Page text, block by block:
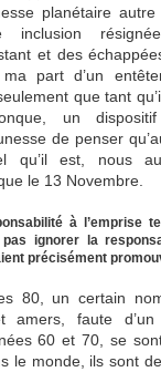
planétaire
inclusion
et des
part d’un
que tant
un
de penser
qu’il est, nous
le 13 Novembre.
à l’emprise
pas ignorer la
précisément
80, un certain
amers, faute
60 et 70, se
le monde, ils sont